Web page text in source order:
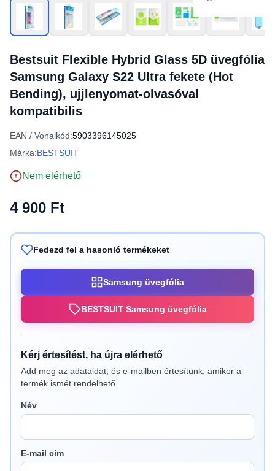
Bestsuit Flexible Hybrid Glass 5D üvegfólia
Samsung Galaxy S22 Ultra fekete (Hot
Bending), ujjlenyomat-olvasóval
kompatibilis
EAN / Vonalkód:5903396145025
Márka:BESTSUIT
Nem elérhető
4 900 Ft
Fedezd fel a hasonló termékeket
Samsung üvegfólia
BESTSUIT Samsung üvegfólia
Kérj értesítést, ha újra elérhető
Add meg az adataidat, és e-mailben értesítünk, amikor a
termék ismét rendelhető.
Név
E-mail cím